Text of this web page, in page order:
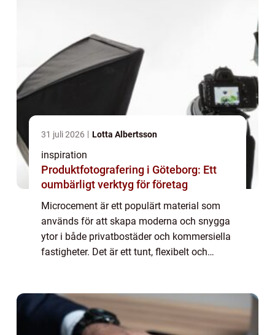
31 juli 2026 Lotta Albertsson
inspiration
Produktfotografering i Göteborg: Ett
oumbärligt verktyg för företag
Microcement är ett populärt material som
används för att skapa moderna och snygga
ytor i både privatbostäder och kommersiella
fastigheter. Det är ett tunt, flexibelt och